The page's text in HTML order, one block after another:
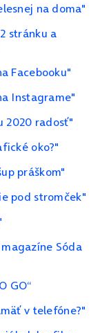
na doma"
stránku a
Facebooku"
Instagrame"
2020 radosť"
oko?"
práškom"
pod stromček"
Sóda
GO“
v telefóne?"